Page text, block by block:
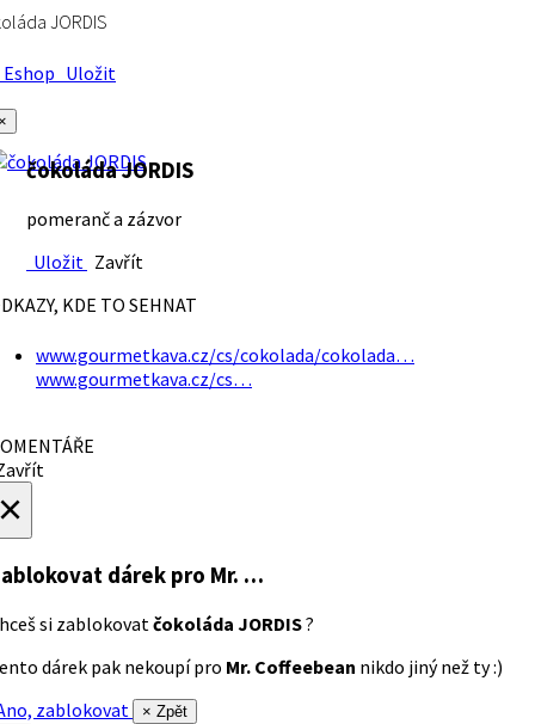
JORDIS
Uložit
čokoláda JORDIS
pomeranč a zázvor
Uložit Zavřít
KDE TO SEHNAT
www.gourmetkava.cz/cs/cokolada/cokolada…
www.gourmetkava.cz/cs…
dárek pro Mr. …
si zablokovat čokoláda JORDIS?
dárek pak nekoupí pro Mr. Coffeebean nikdo jiný než ty :)
zablokovat
× Zpět